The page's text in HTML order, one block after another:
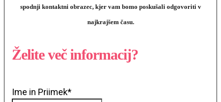
spodnji kontaktni obrazec, kjer vam bomo poskušali odgovoriti v
najkrajšem času.
Želite več informacij?
Ime in Priimek*